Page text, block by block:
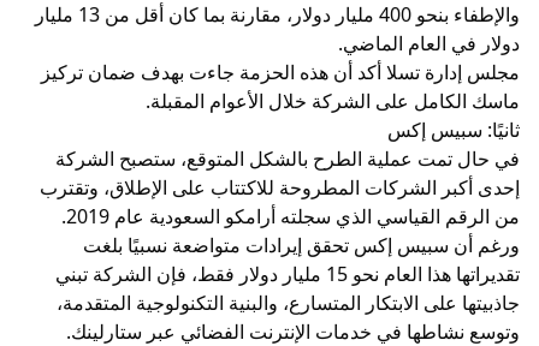
والإطفاء بنحو 400 مليار دولار، مقارنة بما كان أقل من 13 مليار
دولار في العام الماضي.
مجلس إدارة تسلا أكد أن هذه الحزمة جاءت بهدف ضمان تركيز
ماسك الكامل على الشركة خلال الأعوام المقبلة.
ثانيًا: سبيس إكس
في حال تمت عملية الطرح بالشكل المتوقع، ستصبح الشركة
إحدى أكبر الشركات المطروحة للاكتتاب على الإطلاق، وتقترب
من الرقم القياسي الذي سجلته أرامكو السعودية عام 2019.
ورغم أن سبيس إكس تحقق إيرادات متواضعة نسبيًا بلغت
تقديراتها هذا العام نحو 15 مليار دولار فقط، فإن الشركة تبني
جاذبيتها على الابتكار المتسارع، والبنية التكنولوجية المتقدمة،
وتوسع نشاطها في خدمات الإنترنت الفضائي عبر ستارلينك.